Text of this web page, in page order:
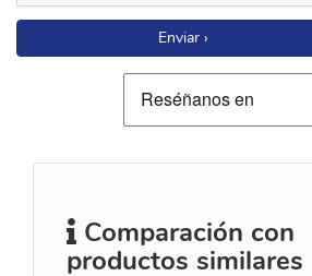
Enviar ›
Comparación con
productos similares